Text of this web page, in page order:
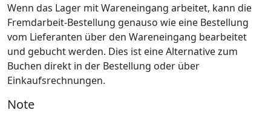
Wenn das Lager mit Wareneingang arbeitet, kann die
Fremdarbeit-Bestellung genauso wie eine Bestellung
vom Lieferanten über den Wareneingang bearbeitet
und gebucht werden. Dies ist eine Alternative zum
Buchen direkt in der Bestellung oder über
Einkaufsrechnungen.
Note